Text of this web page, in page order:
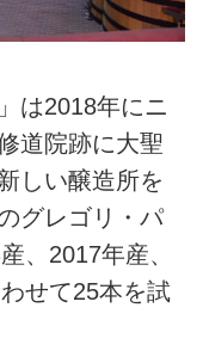
は2018年にニ
道院跡に大聖
しい醸造所を
グレゴリ・パ
、2017年産、
せて25本を試